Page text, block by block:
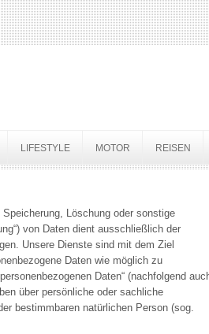
LIFESTYLE MOTOR REISEN
Löschung oder sonstige
von Daten dient ausschließlich der
Unsere Dienste sind mit dem Ziel
Daten wie möglich zu
Daten“ (nachfolgend
über persönliche oder sachliche
bestimmbaren natürlichen Person (sog.